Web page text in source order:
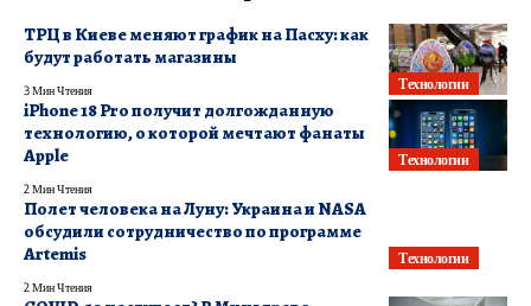
Технологии
ТРЦ в Киеве меняют график на Пасху: как
будут работать магазины
3 Мин Чтения
Технологии
iPhone 18 Pro получит долгожданную
технологию, о которой мечтают фанаты
Apple
2 Мин Чтения
Технологии
Полет человека на Луну: Украина и NASA
обсудили сотрудничество по программе
Artemis
2 Мин Чтения